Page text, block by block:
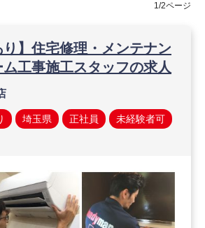
1/2ページ
り】住宅修理・メンテナン
工事施工スタッフの求人
埼玉県 正社員 未経験者可